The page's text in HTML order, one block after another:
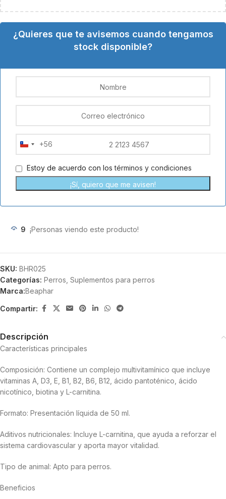
¿Quieres que te avisemos cuando tengamos
stock disponible?
Chile
+56
+56
Estoy de acuerdo con lostérminos y condiciones
¡Sí, quiero que me avisen!
9 ¡Personas viendo este producto!
SKU: BHR025
Categorías: Perros Suplementos para perros
Marca:Beaphar
Compartir:
Descripción
Características principales
Composición: Contiene un complejo multivitamínico que incluye
vitaminas A, D3, E, B1, B2, B6, B12, ácido pantoténico, ácido
nicotínico, biotina y L-carnitina.
Formato: Presentación líquida de 50 ml.
Aditivos nutricionales: Incluye L-carnitina, que ayuda a reforzar el
sistema cardiovascular y aporta mayor vitalidad.
Tipo de animal: Apto para perros.
Beneficios